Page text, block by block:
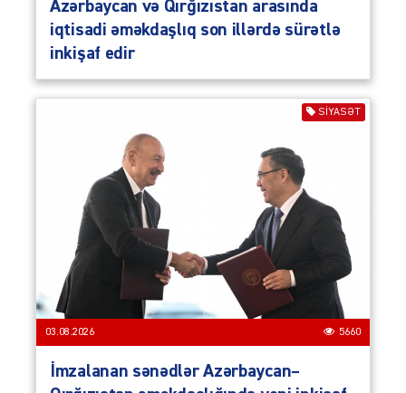
Azərbaycan və Qırğızıstan arasında
iqtisadi əməkdaşlıq son illərdə sürətlə
inkişaf edir
SIYASƏT
03.08.2026 5660
İmzalanan sənədlər Azərbaycan–